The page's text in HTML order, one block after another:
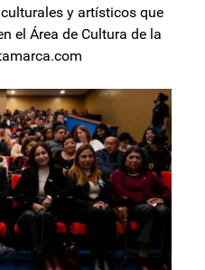
y artísticos que
el Área de Cultura de la